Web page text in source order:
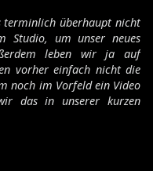
terminlich überhaupt nicht
Studio, um unser neues
leben wir ja auf
vorher einfach nicht die
noch im Vorfeld ein Video
das in unserer kurzen